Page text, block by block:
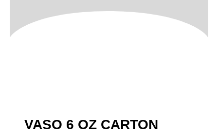
VASO 6 OZ CARTON